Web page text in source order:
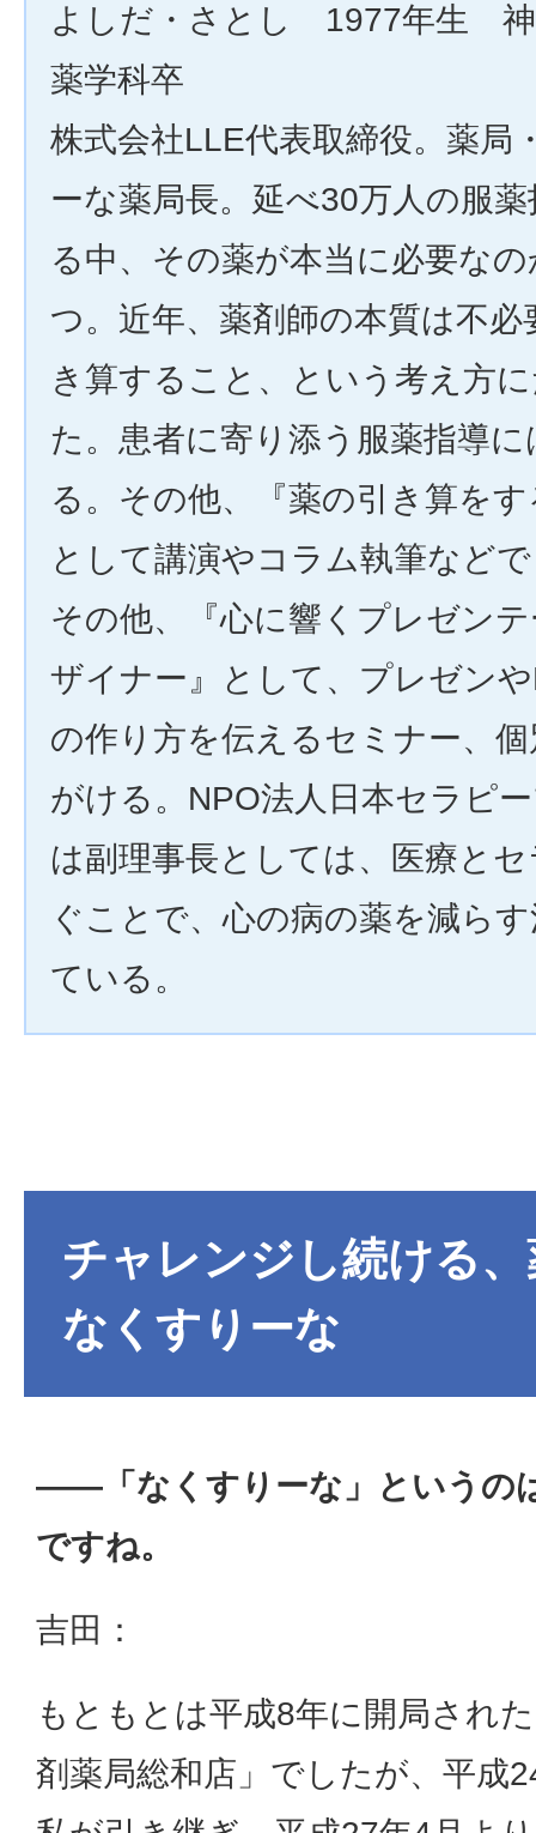
よしだ・さとし 1977年生 神
薬学科卒
株式会社LLE代表取締役。薬局
ーな薬局長。延べ30万人の服
る中、その薬が本当に必要な
つ。近年、薬剤師の本質は不必
き算すること、という考え方
た。患者に寄り添う服薬指導
る。その他、『薬の引き算を
として講演やコラム執筆など
その他、『心に響くプレゼン
ザイナー』として、プレゼン
の作り方を伝えるセミナー、
がける。NPO法人日本セラピ
は副理事長としては、医療と
ぐことで、心の病の薬を減ら
ている。
チャレンジし続ける
なくすりーな
——「なくすりーな」というの
ですね。
吉田：
もともとは平成8年に開局され
剤薬局総和店」でしたが、平成